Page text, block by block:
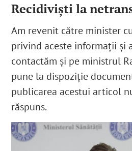
Recidiviști la
Am revenit către minister
privind aceste informații și
contactăm și pe ministrul
pune la dispoziție
publicarea acestui articol
răspuns.